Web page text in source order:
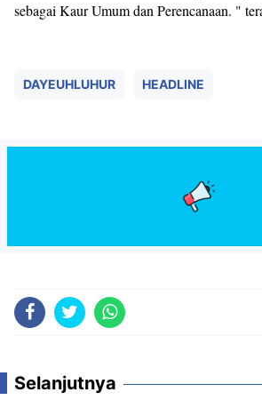
sebagai Kaur Umum dan Perencanaan. "
DAYEUHLUHUR HEADLINE
Selanjutnya